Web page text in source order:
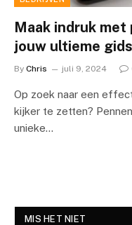
Maak indruk
jouw ultieme gids
By Chris juli 9, 2024
Op zoek naar een
kijker te zetten?
unieke…
MIS HET NIET